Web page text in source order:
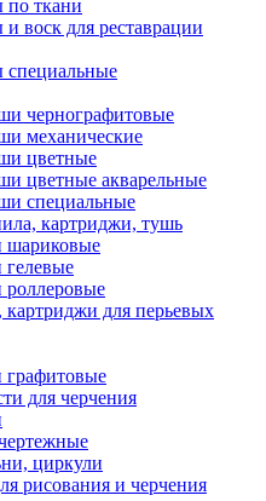
ткани
воск для реставрации
чернографитовые
механические
цветные
цветные акварельные
специальные
картриджи, тушь
шариковые
картриджи для перьевых
для черчения
циркули
рисования и черчения